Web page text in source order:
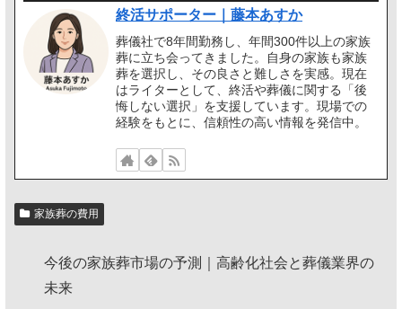
終活サポーター｜藤本あすか
葬儀社で8年間勤務し、年間300件以上の家族
葬に立ち会ってきました。自身の家族も家族
葬を選択し、その良さと難しさを実感。現在
はライターとして、終活や葬儀に関する「後
悔しない選択」を支援しています。現場での
経験をもとに、信頼性の高い情報を発信中。
家族葬の費用
今後の家族葬市場の予測｜高齢化社会と葬儀業界の
未来